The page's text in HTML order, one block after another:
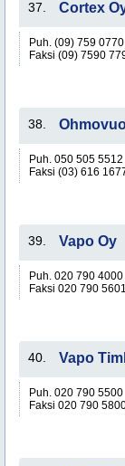
37. Cortex
Puh. (09) 759 0770
Faksi (09) 7590
38.
Puh. 050 505 5512
Faksi (03) 616
39. Vapo Oy
Puh. 020 790 4000
Faksi 020 790 5601
40. Vapo
Puh. 020 790 5500
Faksi 020 790